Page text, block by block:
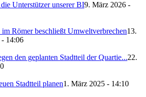
Unterstützer unserer BI9. März 2026 -
Römer beschließt Umweltverbrechen13.
- 14:06
den geplanten Stadtteil der Quartie...22.
Stadtteil planen1. März 2025 - 14:10